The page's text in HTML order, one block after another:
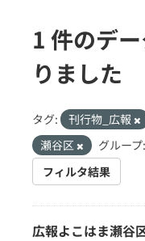
1 件のデ
りました
タグ: 刊行物_広報
瀬谷区
グループ:
フィルタ結果
広報よこはま瀬谷